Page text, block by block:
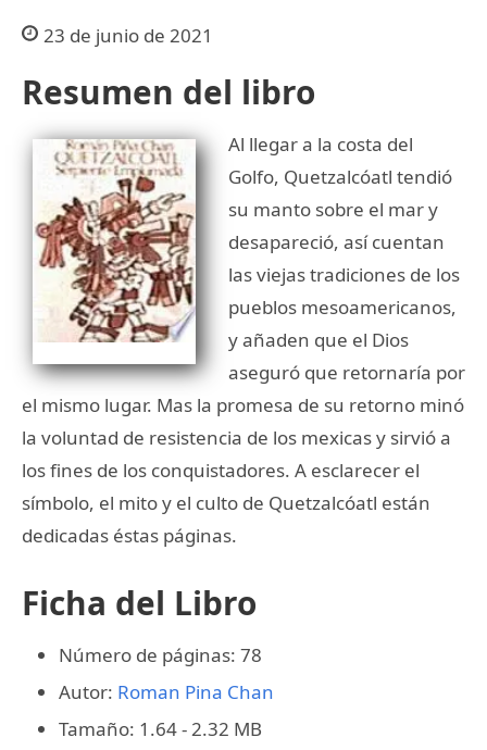
23 de junio de 2021
Resumen del libro
Al llegar a la costa del
Golfo, Quetzalcóatl tendió
su manto sobre el mar y
desapareció, así cuentan
las viejas tradiciones de los
pueblos mesoamericanos,
y añaden que el Dios
aseguró que retornaría por
el mismo lugar. Mas la promesa de su retorno minó
la voluntad de resistencia de los mexicas y sirvió a
los fines de los conquistadores. A esclarecer el
símbolo, el mito y el culto de Quetzalcóatl están
dedicadas éstas páginas.
Ficha del Libro
Número de páginas: 78
Autor: Roman Pina Chan
Tamaño: 1.64 - 2.32 MB